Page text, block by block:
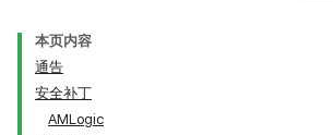
本页内容
通告
安全补丁
AMLogic